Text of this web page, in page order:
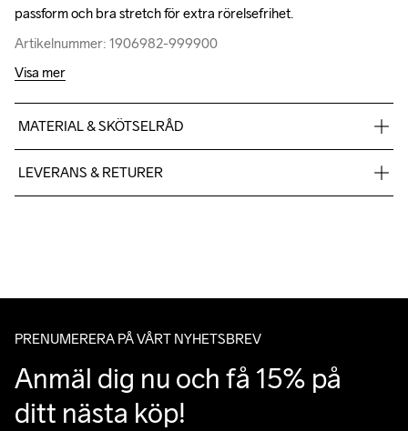
passform och bra stretch för extra rörelsefrihet.
Artikelnummer: 1906982-999900
passform och bra stretch för extra rörelsefrihet.
Artikelnummer: 1906982-999900
Visa mer
MATERIAL & SKÖTSELRÅD
LEVERANS & RETURER
av Postnords app när du får ditt trackingnummer av oss i ditt
PRENUMERERA PÅ VÅRT NYHETSBREV
Anmäl dig nu och få 15% på
ditt nästa köp!